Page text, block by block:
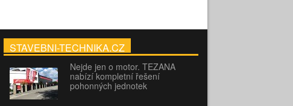
STAVEBNI-TECHNIKA.CZ
Nejde jen o motor. TEZANA
nabízí kompletní řešení
pohonných jednotek